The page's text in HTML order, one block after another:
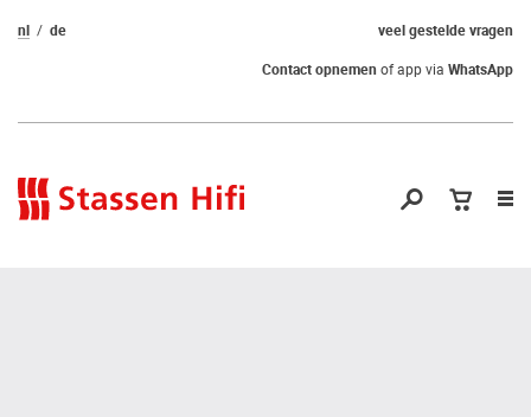
veel gestelde vragen
nl
de
Contact opnemenof app via WhatsApp